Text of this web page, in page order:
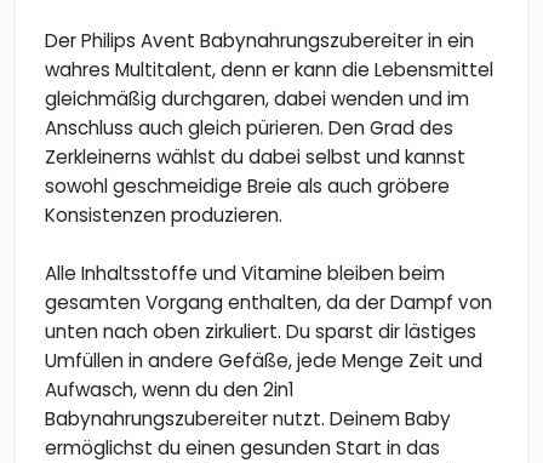
Der Philips Avent Babynahrungszubereiter in ein
wahres Multitalent, denn er kann die Lebensmittel
gleichmäßig durchgaren, dabei wenden und im
Anschluss auch gleich pürieren. Den Grad des
Zerkleinerns wählst du dabei selbst und kannst
sowohl geschmeidige Breie als auch gröbere
Konsistenzen produzieren.
Alle Inhaltsstoffe und Vitamine bleiben beim
gesamten Vorgang enthalten, da der Dampf von
unten nach oben zirkuliert. Du sparst dir lästiges
Umfüllen in andere Gefäße, jede Menge Zeit und
Aufwasch, wenn du den 2in1
Babynahrungszubereiter nutzt. Deinem Baby
ermöglichst du einen gesunden Start in das